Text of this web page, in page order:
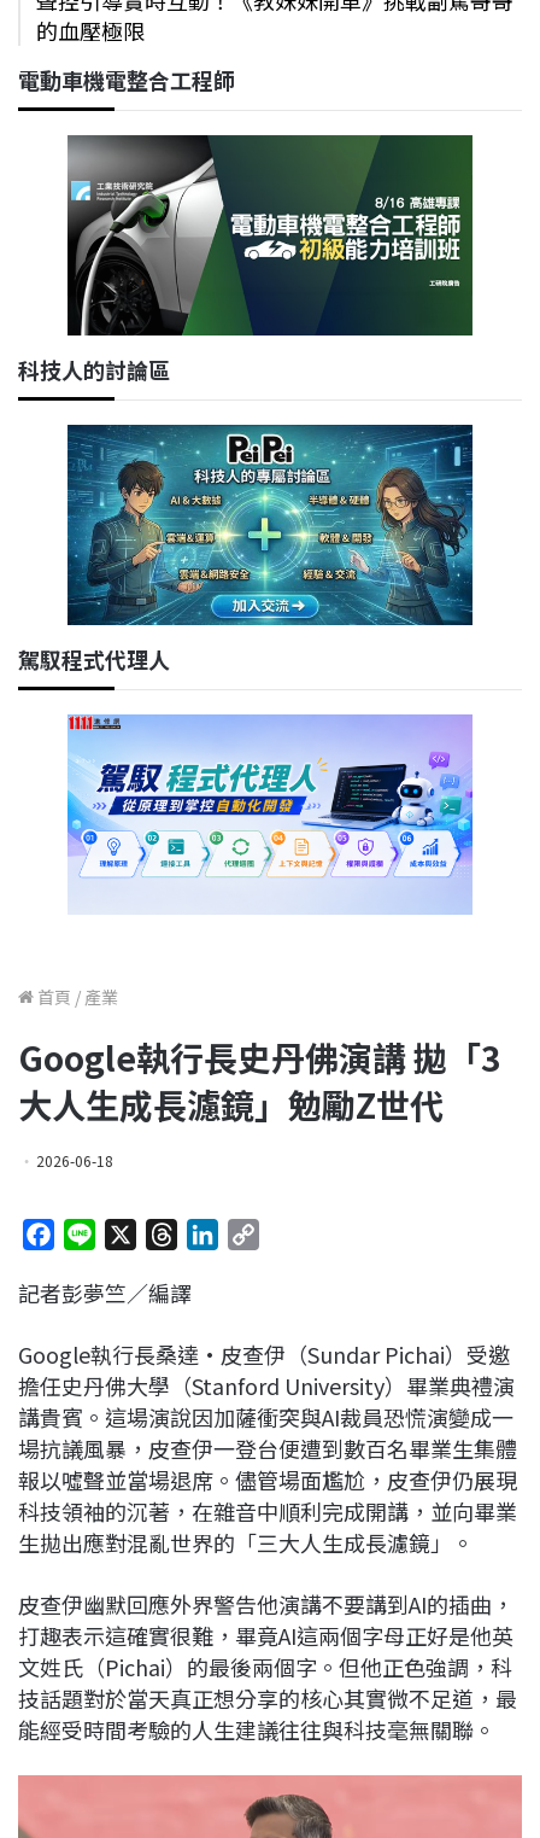
的血壓極限
電動車機電整合工程師
科技人的討論區
駕馭程式代理人